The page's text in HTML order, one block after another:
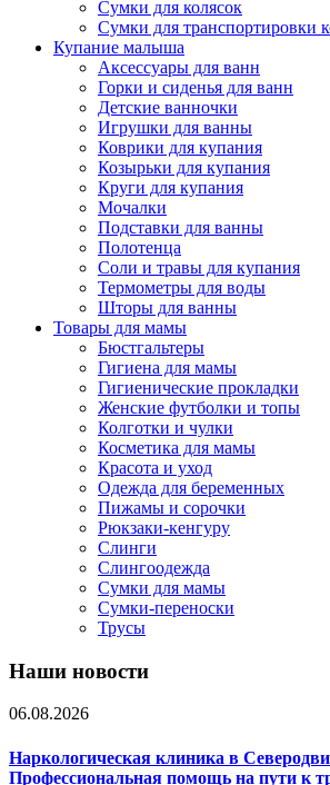
Сумки для колясок
Сумки для транспортировки
Купание малыша
Аксессуары для ванн
Горки и сиденья для ванн
Детские ванночки
Игрушки для ванны
Коврики для купания
Козырьки для купания
Круги для купания
Мочалки
Подставки для ванны
Полотенца
Соли и травы для купания
Термометры для воды
Шторы для ванны
Товары для мамы
Бюстгальтеры
Гигиена для мамы
Гигиенические прокладки
Женские футболки и топы
Колготки и чулки
Косметика для мамы
Красота и уход
Одежда для беременных
Пижамы и сорочки
Рюкзаки-кенгуру
Слинги
Слингоодежда
Сумки для мамы
Сумки-переноски
Трусы
Наши новости
06.08.2026
Наркологическая клиника в
Профессиональная помощь на пути к